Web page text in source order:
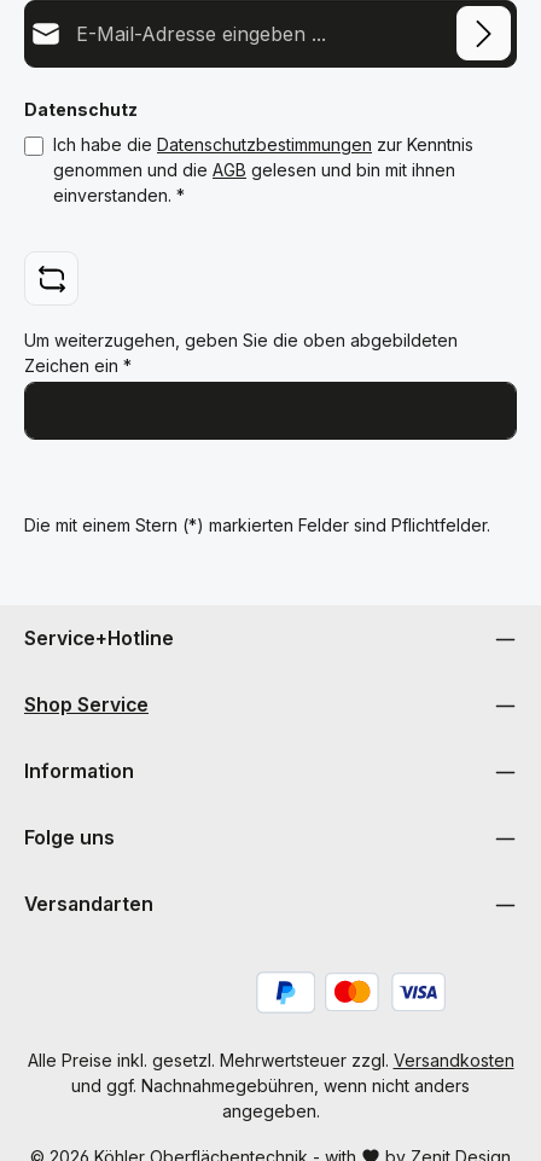
E-Mail-Adresse*
Datenschutz
Ich habe die Datenschutzbestimmungen zur Kenntnis
genommen und die AGB gelesen und bin mit ihnen
einverstanden. *
Um weiterzugehen, geben Sie die oben abgebildeten
Zeichen ein *
Die mit einem Stern (*) markierten Felder sind Pflichtfelder.
Service+Hotline
Shop Service
Information
Folge uns
Versandarten
© 2026 Köhler Oberflächentechnik - with by Zenit Design
Alle Preise inkl. gesetzl. Mehrwertsteuer zzgl. Versandkosten
und ggf. Nachnahmegebühren, wenn nicht anders
angegeben.